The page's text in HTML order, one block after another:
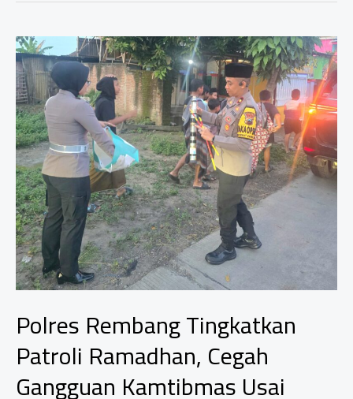
PTSL:
Evaluasi
Strategis
dan
Optimalisasi
Layanan
Publik
Polres Rembang Tingkatkan
Patroli Ramadhan, Cegah
Gangguan Kamtibmas Usai